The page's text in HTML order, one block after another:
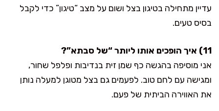
עדיין מתחילה בטיגון בצל ושום על מצב “טיגון” כדי לקבל
בסיס טעים.
11) איך הופכים אותו ליותר “של סבתא”?
אני מוסיפה בהגשה כף שמן זית בנדיבות ופלפל שחור,
ומגישה עם לחם טוב. לפעמים גם בצל מטוגן למעלה נותן
את האווירה הביתית של פעם.